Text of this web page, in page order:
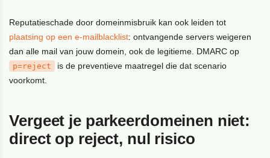
Reputatieschade door domeinmisbruik kan ook leiden tot
plaatsing op een e-mailblacklist: ontvangende servers weigeren
dan alle mail van jouw domein, ook de legitieme. DMARC op
p=reject
is de preventieve maatregel die dat scenario
voorkomt.
Vergeet je parkeerdomeinen niet:
direct op reject, nul risico